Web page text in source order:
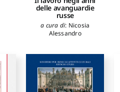
delle avanguardie
russe
a cura di: Nicosia
Alessandro